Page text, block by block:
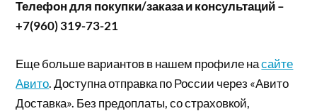
Телефон для покупки/заказа и консультаций –
+7(960) 319-73-21
Еще больше вариантов в нашем профиле насайте
Авито. Доступна отправка по России через «Авито
Доставка». Без предоплаты, со страховкой,